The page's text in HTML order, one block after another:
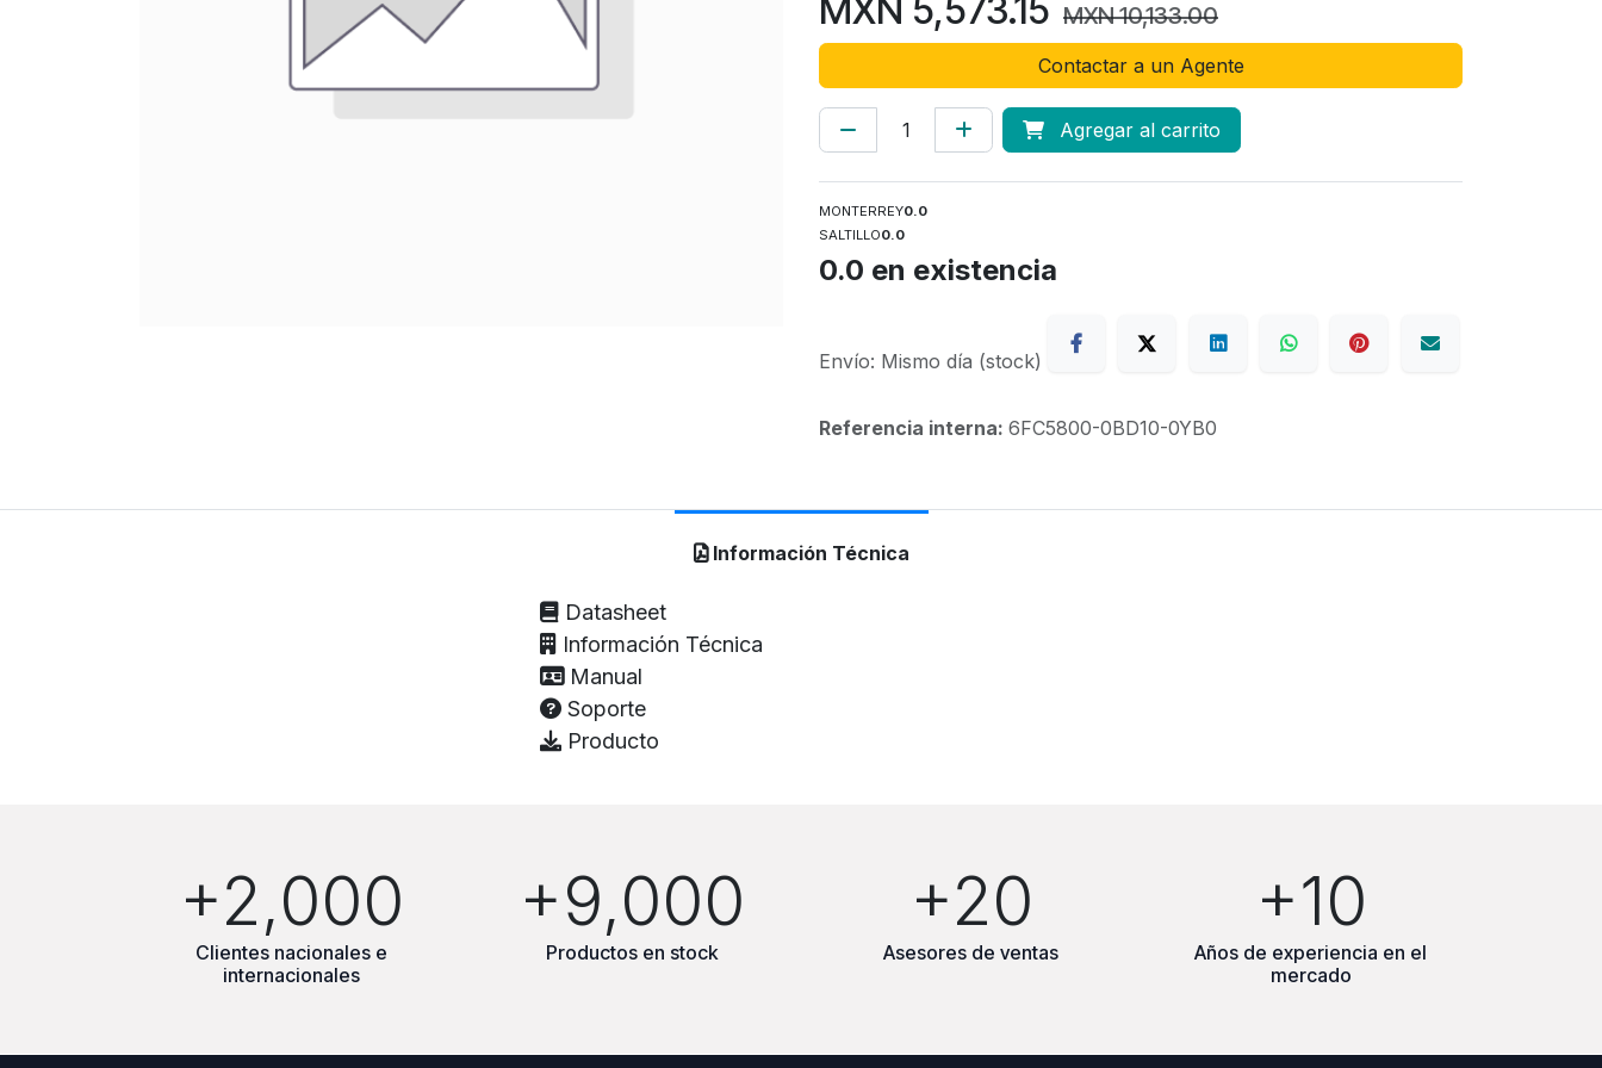
MXN 5,573.15 MXN10,133.00
Contactar a un Agente
Agregar al carrito
MONTERREY0.0
SALTILLO0.0
0.0 en existencia
Envío: Mismo día (stock)
Referencia interna: 6FC5800-0BD10-0YB0
Información Técnica
Datasheet
Información Técnica
Manual
Soporte
Producto
+2,000
Clientes nacionales e
internacionales
+9,000
Productos en stock
+20
Asesores de ventas
+10
Años de experiencia en el
mercado